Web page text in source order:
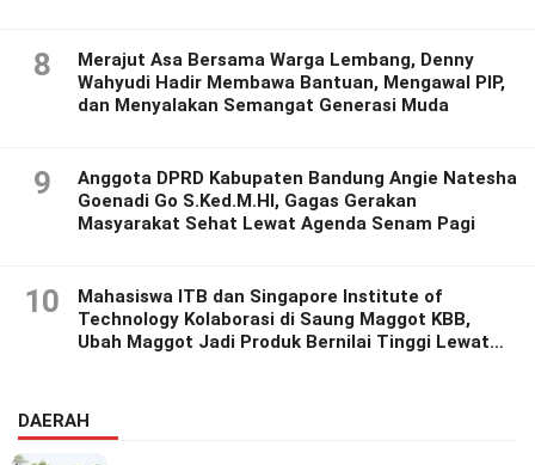
8
Merajut Asa Bersama Warga Lembang, Denny
Wahyudi Hadir Membawa Bantuan, Mengawal PIP,
dan Menyalakan Semangat Generasi Muda
9
Anggota DPRD Kabupaten Bandung Angie Natesha
Goenadi Go S.Ked.M.HI, Gagas Gerakan
Masyarakat Sehat Lewat Agenda Senam Pagi
10
Mahasiswa ITB dan Singapore Institute of
Technology Kolaborasi di Saung Maggot KBB,
Ubah Maggot Jadi Produk Bernilai Tinggi Lewat
DAERAH